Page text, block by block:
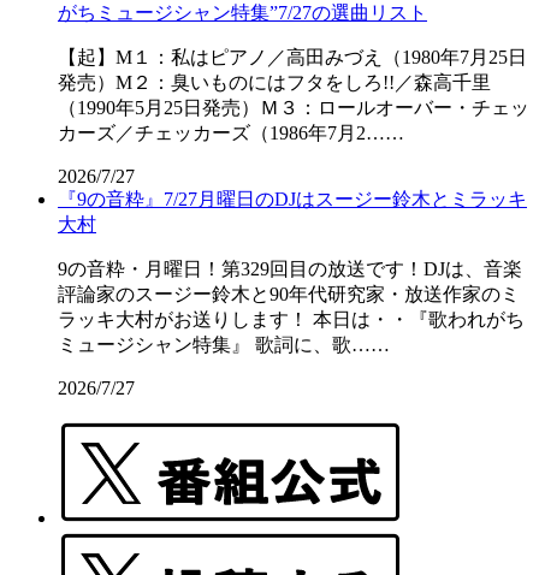
がちミュージシャン特集”7/27の選曲リスト
【起】M１：私はピアノ／高田みづえ（1980年7月25日
発売）M２：臭いものにはフタをしろ!!／森高千里
（1990年5月25日発売）Ｍ３：ロールオーバー・チェッ
カーズ／チェッカーズ（1986年7月2……
2026/7/27
『9の音粋』7/27月曜日のDJはスージー鈴木とミラッキ
大村
9の音粋・月曜日！第329回目の放送です！DJは、音楽
評論家のスージー鈴木と90年代研究家・放送作家のミ
ラッキ大村がお送りします！ 本日は・・『歌われがち
ミュージシャン特集』 歌詞に、歌……
2026/7/27